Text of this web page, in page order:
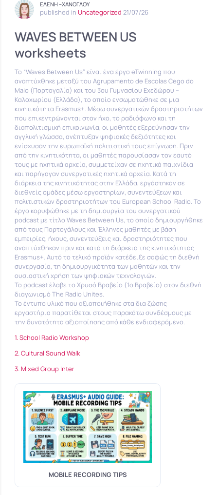
ΕΛΕΝΗ --ΧΑΝΟΓΛΟΥ
published in Uncategorized 21/07/26
WAVES BETWEEN US
worksheets
Το “Waves Between Us” είναι ένα έργο eTwinning που
αναπτύχθηκε μεταξύ του Agrupamento de Escolas Cego do
Maio (Πορτογαλία) και του 3ου Γυμνασίου Εχεδώρου –
Καλοχωρίου (Ελλάδα), το οποίο ενσωματώθηκε σε μια
κινητικότητα Erasmus+. Μέσω συνεργατικών δραστηριοτήτων
που επικεντρώνονται στον ήχο, το ραδιόφωνο και τη
διαπολιτισμική επικοινωνία, οι μαθητές εξερεύνησαν την
αγγλική γλώσσα, ανέπτυξαν ψηφιακές δεξιότητες και
ενίσχυσαν την ευρωπαϊκή πολιτιστική τους επίγνωση. Πριν
από την κινητικότητα, οι μαθητές παρουσίασαν τον εαυτό
τους με ηχητικά αρχεία, συμμετείχαν σε ηχητικά παιχνίδια
και παρήγαγαν συνεργατικές ηχητικά αρχεία. Κατά τη
διάρκεια της κινητικότητας στην Ελλάδα, εργάστηκαν σε
διεθνείς ομάδες μέσω εργαστηρίων, συνεντεύξεων και
πολιτιστικών δραστηριοτήτων του European School Radio. Το
έργο κορυφώθηκε με τη δημιουργία του συνεργατικού
podcast με τίτλο Waves Between Us, το οποίο δημιουργήθηκε
από τους Πορτογάλους και Έλληνες μαθητές με βάση
εμπειρίες, ήχους, συνεντεύξεις και δραστηριότητες που
αναπτύχθηκαν πριν και κατά τη διάρκεια της κινητικότητας
Erasmus+. Αυτό το τελικό προϊόν κατέδειξε σαφώς τη διεθνή
συνεργασία, τη δημιουργικότητα των μαθητών και την
ουσιαστική χρήση των ψηφιακών τεχνολογιών.
Το podcast έλαβε το Χρυσό Βραβείο (1ο Βραβείο) στον διεθνή
διαγωνισμό The Radio Unites.
Το έντυπο υλικό που αξιοποιήθηκε στα δια ζώσης
εργαστήρια παρατίθεται στους παρακάτω συνδέσμους με
την δυνατότητα αξιοποίησης από κάθε ενδιαφερόμενο.
1. School Radio Workshop
2. Cultural Sound Walk
3. Mixed Group Inter
MOBILE RECORDING TIPS